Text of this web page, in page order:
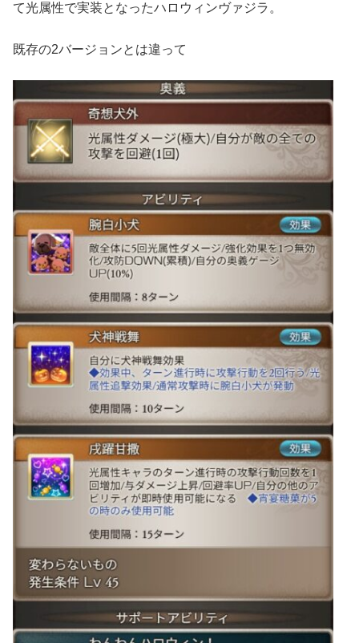
て光属性で実装となったハロウィンヴァジラ。
既存の2バージョンとは違って